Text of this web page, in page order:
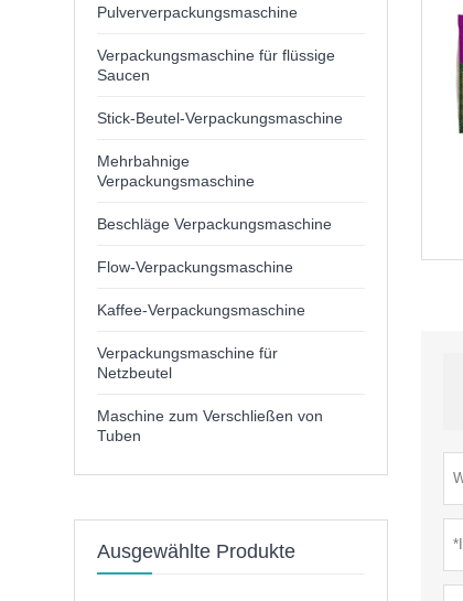
Pulververpackungsmaschine
Verpackungsmaschine für flüssige
Saucen
Stick-Beutel-Verpackungsmaschine
Mehrbahnige
Verpackungsmaschine
Beschläge Verpackungsmaschine
Flow-Verpackungsmaschine
Kaffee-Verpackungsmaschine
Verpackungsmaschine für
Netzbeutel
Maschine zum Verschließen von
Tuben
Ausgewählte Produkte